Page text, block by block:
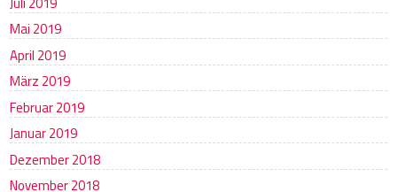
Mai 2019
April 2019
März 2019
Februar 2019
Januar 2019
Dezember 2018
November 2018